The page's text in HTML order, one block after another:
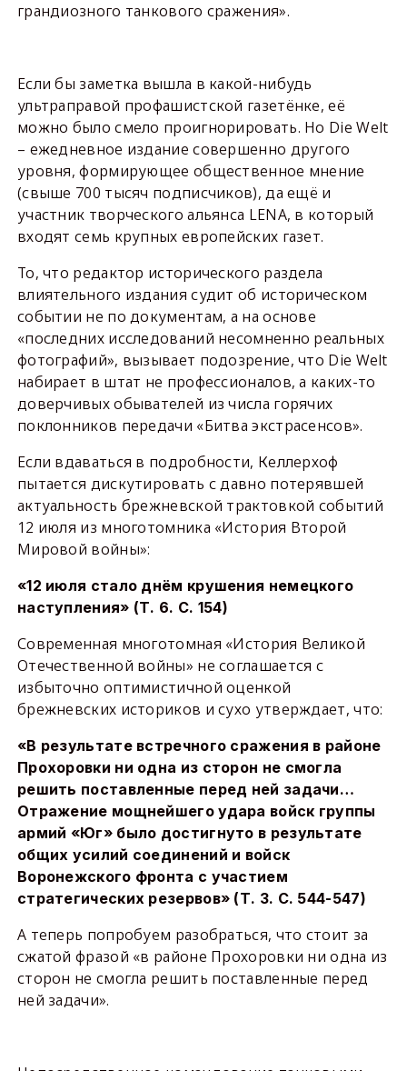
грандиозного танкового сражения».
Если бы заметка вышла в какой-нибудь
ультраправой профашистской газетёнке, её
можно было смело проигнорировать. Но Die Welt
– ежедневное издание совершенно другого
уровня, формирующее общественное мнение
(свыше 700 тысяч подписчиков), да ещё и
участник творческого альянса LENA, в который
входят семь крупных европейских газет.
То, что редактор исторического раздела
влиятельного издания судит об историческом
событии не по документам, а на основе
«последних исследований несомненно реальных
фотографий», вызывает подозрение, что Die Welt
набирает в штат не профессионалов, а каких-то
доверчивых обывателей из числа горячих
поклонников передачи «Битва экстрасенсов».
Если вдаваться в подробности, Келлерхоф
пытается дискутировать с давно потерявшей
актуальность брежневской трактовкой событий
12 июля из многотомника «История Второй
Мировой войны»:
«12 июля стало днём крушения немецкого
наступления» (Т. 6. С. 154)
Современная многотомная «История Великой
Отечественной войны» не соглашается с
избыточно оптимистичной оценкой
брежневских историков и сухо утверждает, что:
«В результате встречного сражения в районе
Прохоровки ни одна из сторон не смогла
решить поставленные перед ней задачи…
Отражение мощнейшего удара войск группы
армий «Юг» было достигнуто в результате
общих усилий соединений и войск
Воронежского фронта с участием
стратегических резервов» (Т. 3. С. 544-547)
А теперь попробуем разобраться, что стоит за
сжатой фразой «в районе Прохоровки ни одна из
сторон не смогла решить поставленные перед
ней задачи».